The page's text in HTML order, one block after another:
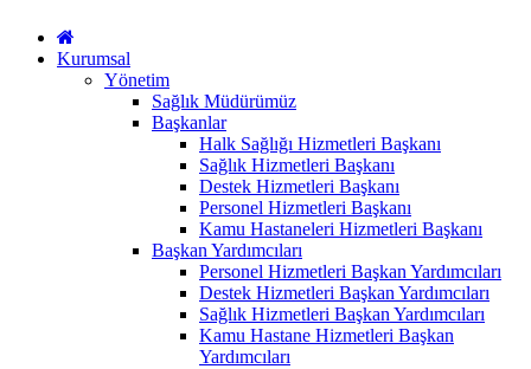
Kurumsal
Yönetim
Sağlık Müdürümüz
Başkanlar
Halk Sağlığı Hizmetleri Başkanı
Sağlık Hizmetleri Başkanı
Destek Hizmetleri Başkanı
Personel Hizmetleri Başkanı
Kamu Hastaneleri Hizmetleri Başkanı
Başkan Yardımcıları
Personel Hizmetleri Başkan Yardımcıları
Destek Hizmetleri Başkan Yardımcıları
Sağlık Hizmetleri Başkan Yardımcıları
Kamu Hastane Hizmetleri Başkan
Yardımcıları